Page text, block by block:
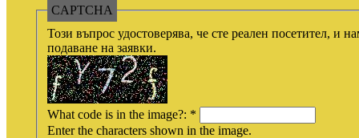
CAPTCHA
Този въпрос удостоверява, че сте реален посетител, и
подаване на заявки.
What code is in the image?: *
Enter the characters shown in the image.